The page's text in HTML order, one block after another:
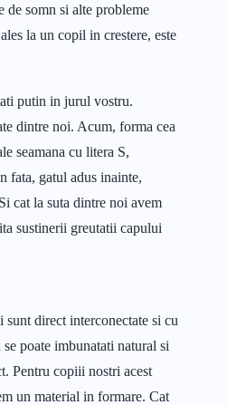
de somn si alte probleme
la un copil in crestere, este
putin in jurul vostru.
dintre noi. Acum, forma cea
seamana cu litera S,
fata, gatul adus inainte,
cat la suta dintre noi avem
sustinerii greutatii capului
direct interconectate si cu
poate imbunatati natural si
Pentru copiii nostri acest
un material in formare. Cat